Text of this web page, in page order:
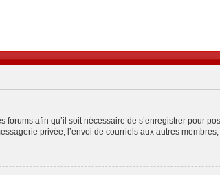
afin qu’il soit nécessaire de s’enregistrer pour
privée, l’envoi de courriels aux autres